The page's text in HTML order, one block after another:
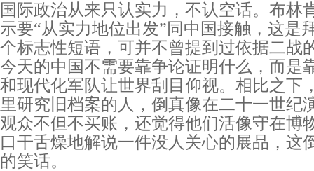
国际政治从来只认实力，不认空话。布林
示要“从实力地位出发”同中国接触，这是
个标志性短语，可并不曾提到过依据二战
今天的中国不需要靠争论证明什么，而是
和现代化军队让世界刮目仰视。相比之下
里研究旧档案的人，倒真像在二十一世纪
观众不但不买账，还觉得他们活像守在博
口干舌燥地解说一件没人关心的展品，这
的笑话。